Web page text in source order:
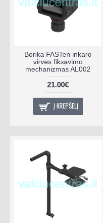
Borika FASTen inkaro
virvės fiksavimo
mechanizmas AL002
21.00€
Į KREPŠELĮ